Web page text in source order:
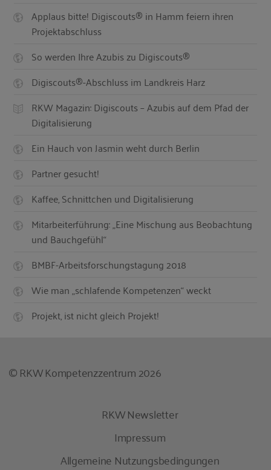
Applaus bitte! Digiscouts® in Hamm feiern ihren
Projektabschluss
So werden Ihre Azubis zu Digiscouts®
Digiscouts®-Abschluss im Landkreis Harz
RKW Magazin: Digiscouts – Azubis auf dem Pfad der
Digitalisierung
Ein Hauch von Jasmin weht durch Berlin
Partner gesucht!
Kaffee, Schnittchen und Digitalisierung
Mitarbeiterführung: „Eine Mischung aus Beobachtung
und Bauchgefühl“
BMBF-Arbeitsforschungstagung 2018
Wie man „schlafende Kompetenzen“ weckt
Projekt, ist nicht gleich Projekt!
© RKW Kompetenzzentrum 2026
RKW Newsletter
Impressum
Allgemeine Nutzungsbedingungen